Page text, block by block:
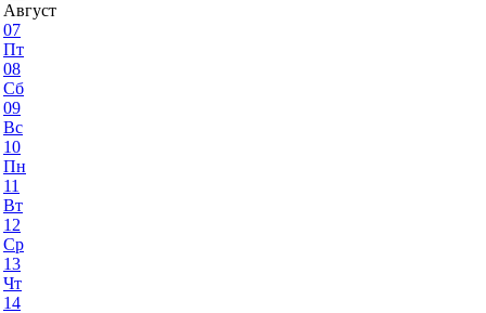
Август
07
Пт
08
Сб
09
Вс
10
Пн
11
Вт
12
Ср
13
Чт
14